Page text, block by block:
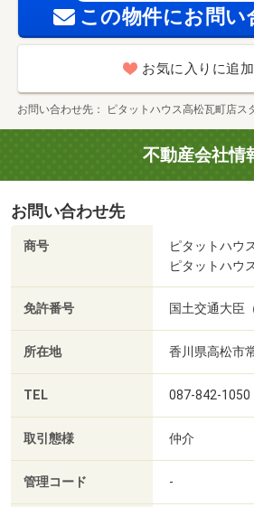
この物件にお問い
お気に入りに追
お問い合わせ先 ピタットハウス高松瓦町店ス
不動産会社情
お問い合わせ先
商号
ピタットハウ
ピタットハウ
免許番号 国土交通大臣
所在地 香川県高松市
TEL 087-842-1050
取引態様 仲介
管理コード -